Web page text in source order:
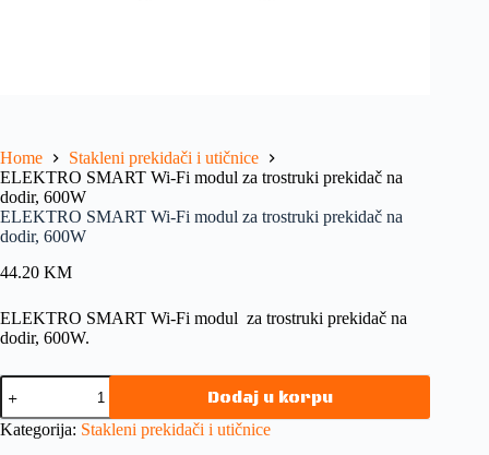
Home
Stakleni prekidači i utičnice
ELEKTRO SMART Wi-Fi modul za trostruki prekidač na
dodir, 600W
ELEKTRO SMART Wi-Fi modul za trostruki prekidač na
dodir, 600W
44.20 KM
ELEKTRO SMART Wi-Fi modul za trostruki prekidač na
dodir, 600W.
Dodaj u korpu
Kategorija: Stakleni prekidači i utičnice